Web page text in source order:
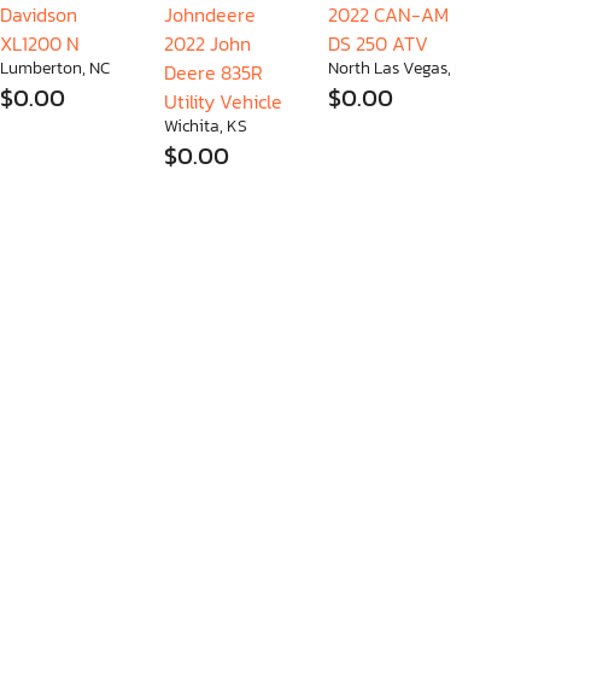
Davidson
XL1200 N
Lumberton, NC
$0.00
Johndeere
2022 John
Deere 835R
Utility Vehicle
Wichita, KS
$0.00
2022 CAN-AM
DS 250 ATV
North Las Vegas, NV
$0.00